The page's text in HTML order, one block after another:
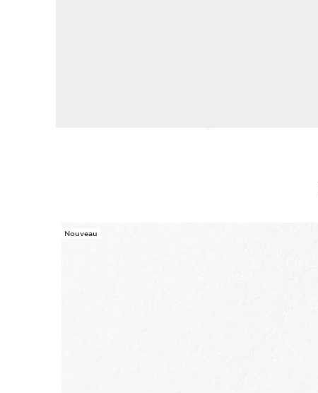
ALLER AU CONTENU
Nouveau